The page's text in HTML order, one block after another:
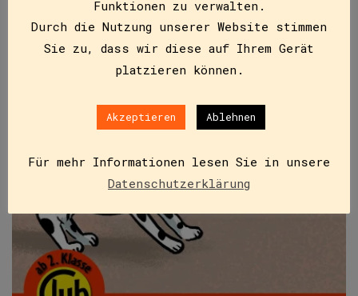
Funktionen zu verwalten.
Durch die Nutzung unserer Website stimmen
Sie zu, dass wir diese auf Ihrem Gerät
platzieren können.
Akzeptieren Ablehnen
Für mehr Informationen lesen Sie in unsere
Datenschutzerklärung